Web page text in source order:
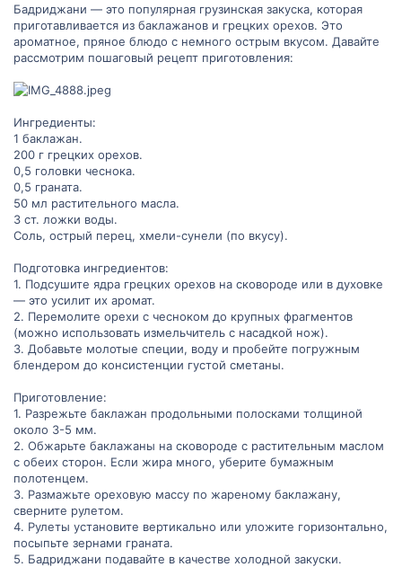
Бадриджани — это популярная грузинская закуска, которая
приготавливается из баклажанов и грецких орехов. Это
ароматное, пряное блюдо с немного острым вкусом. Давайте
рассмотрим пошаговый рецепт приготовления:
Ингредиенты:
1 баклажан.
200 г грецких орехов.
0,5 головки чеснока.
0,5 граната.
50 мл растительного масла.
3 ст. ложки воды.
Соль, острый перец, хмели-сунели (по вкусу).
Подготовка ингредиентов:
1. Подсушите ядра грецких орехов на сковороде или в духовке
— это усилит их аромат.
2. Перемолите орехи с чесноком до крупных фрагментов
(можно использовать измельчитель с насадкой нож).
3. Добавьте молотые специи, воду и пробейте погружным
блендером до консистенции густой сметаны.
Приготовление:
1. Разрежьте баклажан продольными полосками толщиной
около 3-5 мм.
2. Обжарьте баклажаны на сковороде с растительным маслом
с обеих сторон. Если жира много, уберите бумажным
полотенцем.
3. Размажьте ореховую массу по жареному баклажану,
сверните рулетом.
4. Рулеты установите вертикально или уложите горизонтально,
посыпьте зернами граната.
5. Бадриджани подавайте в качестве холодной закуски.